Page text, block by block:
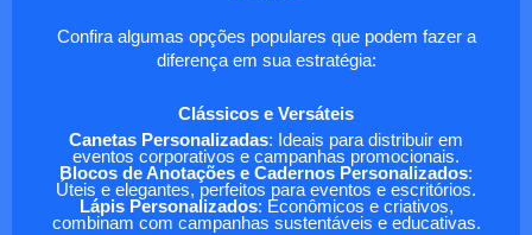
Confira algumas opções populares que podem fazer a
diferença em sua estratégia:
Clássicos e Versáteis
Canetas Personalizadas: Ideais para distribuir em
eventos corporativos e campanhas promocionais.
Blocos de Anotações e Cadernos Personalizados:
Úteis e elegantes, perfeitos para eventos e escritórios.
Lápis Personalizados: Econômicos e criativos,
combinam com campanhas sustentáveis e educativas.